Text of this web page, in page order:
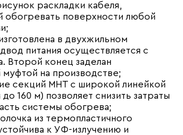
раскладки кабеля,
обогревать поверхности любой
в двухжильном
питания осуществляется с
Второй конец заделан
муфтой на производстве;
секций МНТ с широкой линейкой
до 160 м) позволяет снизить затраты
системы обогрева;
из термопластичного
к УФ-излучению и